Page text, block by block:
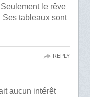
le rêve
tableaux sont
aucun intérêt
REPLY